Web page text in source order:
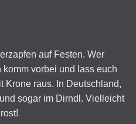
auf Festen. Wer
komm vorbei und lass euch
Krone raus. In Deutschland,
sogar im Dirndl. Vielleicht